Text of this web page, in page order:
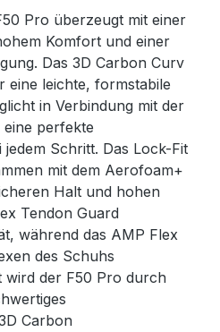
Pro überzeugt mit einer
Komfort und einer
Das 3D Carbon Curv
eine leichte, formstabile
in Verbindung mit der
perfekte
Schritt. Das Lock-Fit
mit dem Aerofoam+
Halt und hohen
Tendon Guard
während das AMP Flex
des Schuhs
wird der F50 Pro durch
Carbon